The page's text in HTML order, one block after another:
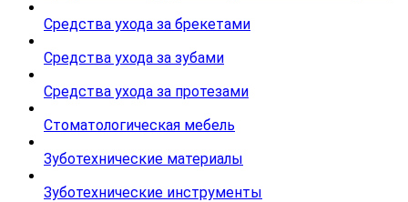
Средства ухода за брекетами
Средства ухода за зубами
Средства ухода за протезами
Стоматологическая мебель
Зуботехнические материалы
Зуботехнические инструменты